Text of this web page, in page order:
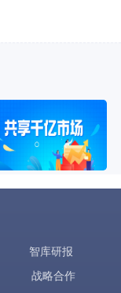
智库研报
战略合作